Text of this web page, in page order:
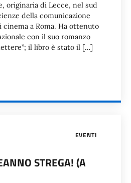
originaria di Lecce, nel sud
della comunicazione
cinema a Roma. Ha ottenuto
con il suo romanzo
il libro è stato il […]
EVENTI
STREGA! (A